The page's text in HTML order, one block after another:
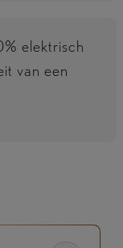
elektrisch
van een